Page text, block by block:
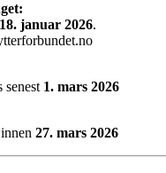
januar 2026.
senest 1. mars 2026
27. mars 2026